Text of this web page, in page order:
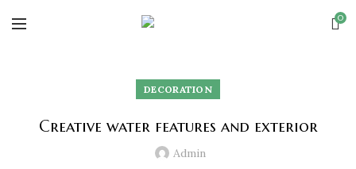
0
DECORATION
Creative water features and exterior
Admin